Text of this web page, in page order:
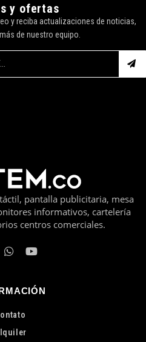
y ofertas
y reciba actualizaciones de noticias,
de nuestro equipo.
pantalla publicitaria, mesa
informativos, cartelería
centros comerciales.